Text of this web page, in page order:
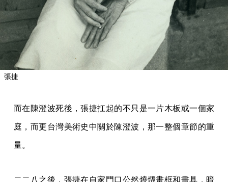
張捷
而在陳澄波死後，張捷扛起的不只是一片木板或一個家
庭，而更台灣美術史中關於陳澄波，那一整個章節的重
量。
二二八之後，張捷在自家門口公然燒燬畫框和畫具，暗